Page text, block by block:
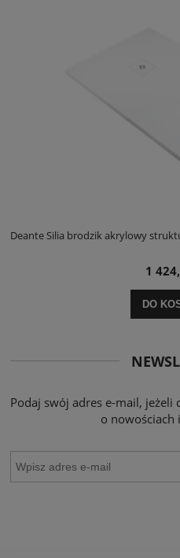
Deante Silia brodzik akrylowy
1
DO
Podaj swój adres e-mail,
o nowościach